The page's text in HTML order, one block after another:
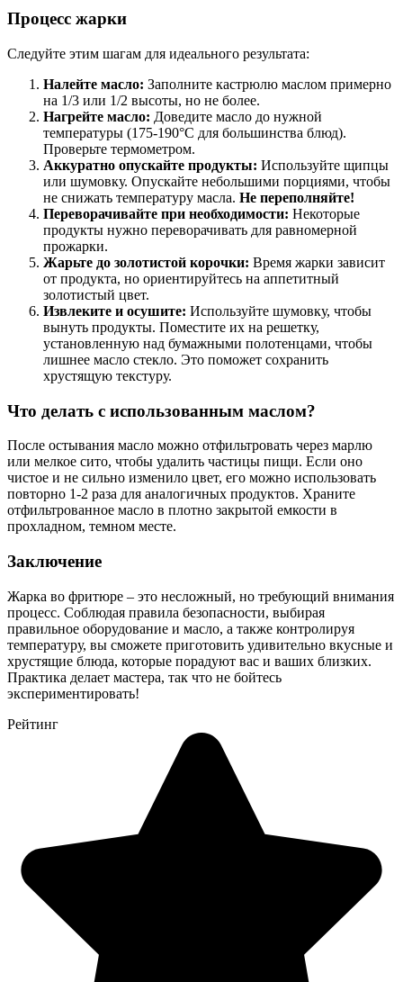
Процесс жарки
Следуйте этим шагам для идеального результата:
Налейте масло: Заполните кастрюлю маслом примерно
на 1/3 или 1/2 высоты, но не более.
Нагрейте масло: Доведите масло до нужной
температуры (175-190°C для большинства блюд).
Проверьте термометром.
Аккуратно опускайте продукты: Используйте щипцы
или шумовку. Опускайте небольшими порциями, чтобы
не снижать температуру масла. Не переполняйте!
Переворачивайте при необходимости: Некоторые
продукты нужно переворачивать для равномерной
прожарки.
Жарьте до золотистой корочки: Время жарки зависит
от продукта, но ориентируйтесь на аппетитный
золотистый цвет.
Извлеките и осушите: Используйте шумовку, чтобы
вынуть продукты. Поместите их на решетку,
установленную над бумажными полотенцами, чтобы
лишнее масло стекло. Это поможет сохранить
хрустящую текстуру.
Что делать с использованным маслом?
После остывания масло можно отфильтровать через марлю
или мелкое сито, чтобы удалить частицы пищи. Если оно
чистое и не сильно изменило цвет, его можно использовать
повторно 1-2 раза для аналогичных продуктов. Храните
отфильтрованное масло в плотно закрытой емкости в
прохладном, темном месте.
Заключение
Жарка во фритюре – это несложный, но требующий внимания
процесс. Соблюдая правила безопасности, выбирая
правильное оборудование и масло, а также контролируя
температуру, вы сможете приготовить удивительно вкусные и
хрустящие блюда, которые порадуют вас и ваших близких.
Практика делает мастера, так что не бойтесь
экспериментировать!
Рейтинг